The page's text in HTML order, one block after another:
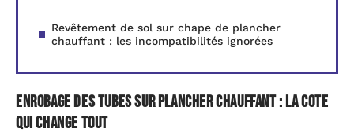
Revêtement de sol sur chape de plancher
chauffant : les incompatibilités ignorées
Enrobage des tubes sur plancher chauffant : la cote
qui change tout